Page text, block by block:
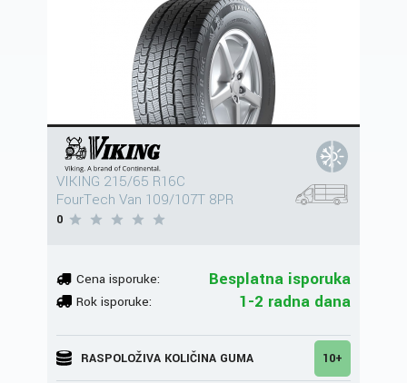
VIKING 215/65 R16C
FourTech Van 109/107T 8PR
0
Cena isporuke: Besplatna isporuka
Rok isporuke: 1-2 radna dana
RASPOLOŽIVA KOLIČINA GUMA 10+